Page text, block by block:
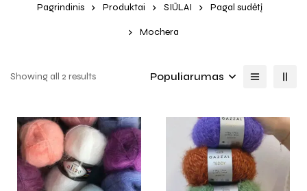
Pagrindinis Produktai SIŪLAI Pagal sudėtį
Mochera
Showing all 2 results Populiarumas